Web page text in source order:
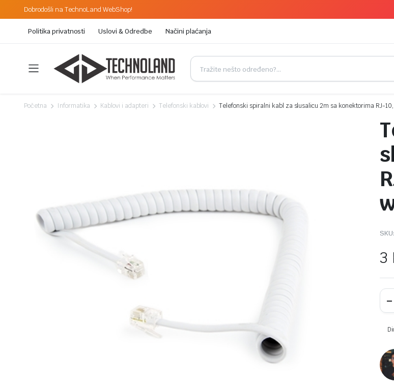
Dobrodošli na TechnoLand WebShop!
Politika privatnosti Uslovi & Odredbe Načini plaćanja
Početna Informatika Kablovi i adapteri Telefonski kablovi Telefonski spiralni kabl za slusalicu 2m sa konektorima RJ-
SKU:
3